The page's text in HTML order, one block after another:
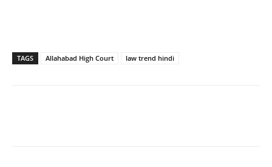
TAGS Allahabad High Court law trend hindi